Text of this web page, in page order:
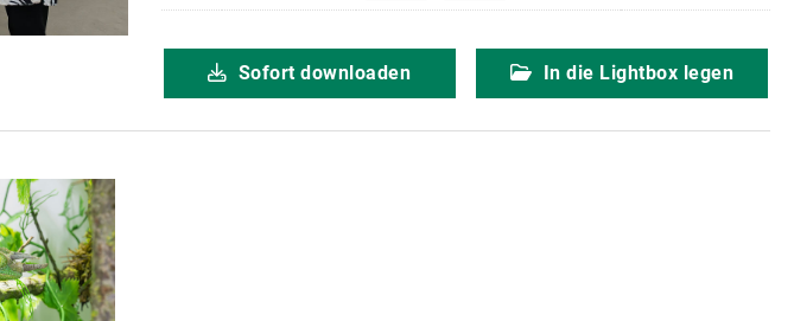
Sofort downloaden In die Lightbox legen